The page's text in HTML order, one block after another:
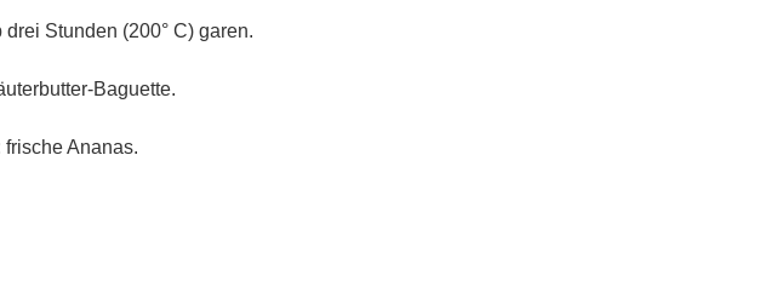
drei Stunden (200° C) garen.
Baguette.
Ananas.